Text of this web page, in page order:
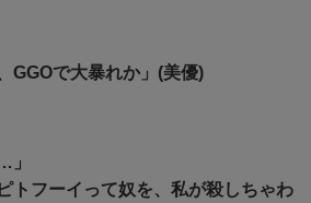
GGOで大暴れか」(美優)
」
トフーイって奴を、私が殺しちゃわ